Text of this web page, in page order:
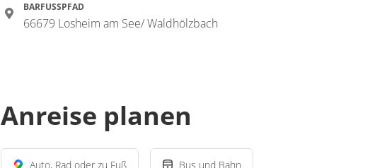
BARFUSSPFAD
66679 Losheim am See/ Waldhölzbach
Anreise planen
Auto, Rad oder zu Fuß Bus und Bahn